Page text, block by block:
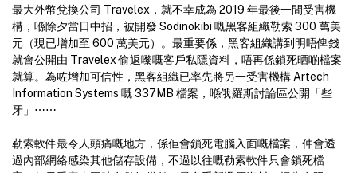
最大外幣兌換公司 Travelex，就不幸成為 2019 年最後一間受害機
構，喺除夕當日中招，被開發 Sodinokibi 嘅黑客組織勒索 300 萬美
元（現已增加至 600 萬美元）。最重要係，黑客組織講到明唔俾錢
就會公開由 Travelex 偷返嚟嘅客戶私隱資料，唔再係鎖死晒啲檔案
就算。為咗增加可信性，黑客組織已率先將另一受害機構 Artech
Information Systems 嘅 337MB 檔案，喺俄羅斯討論區公開「些
牙」⋯⋯
勒索軟件最令人頭痛嘅地方，係佢會鎖死電腦入面嘅檔案，仲會透
過內部網絡感染其他儲存設備，不過以往嘅勒索軟件只會鎖死檔